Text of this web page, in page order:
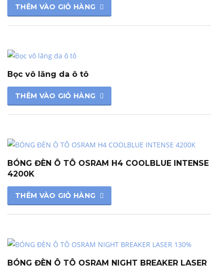
THÊM VÀO GIỎ HÀNG
Bọc vô lăng da ô tô
THÊM VÀO GIỎ HÀNG
BÓNG ĐÈN Ô TÔ OSRAM H4 COOLBLUE INTENSE
4200K
THÊM VÀO GIỎ HÀNG
BÓNG ĐÈN Ô TÔ OSRAM NIGHT BREAKER LASER